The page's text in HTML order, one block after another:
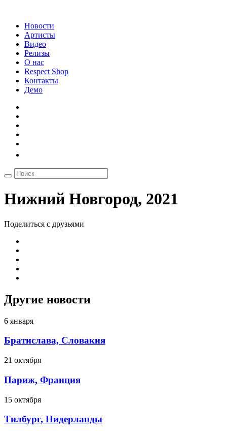
Новости
Артисты
Видео
Релизы
О нас
Respect Shop
Контакты
Демо
Нижний Новгород, 2021
Поделиться с друзьями
Другие новости
6 января
Братислава, Словакия
21 октября
Париж, Франция
15 октября
Тилбург, Нидерланды